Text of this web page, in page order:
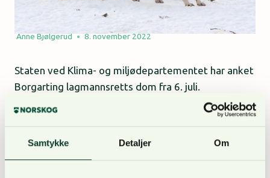
Samtykke Detaljer Om
Anne Bjølgerud 8. november 2022
Staten ved Klima- og miljødepartementet har anket
Borgarting lagmannsretts dom fra 6. juli.
Dommen konkluderte med at vedtaket om felling
av alle ulvene i Letjenna-reviret i 2019 var ugyldig.
som partshjelp.